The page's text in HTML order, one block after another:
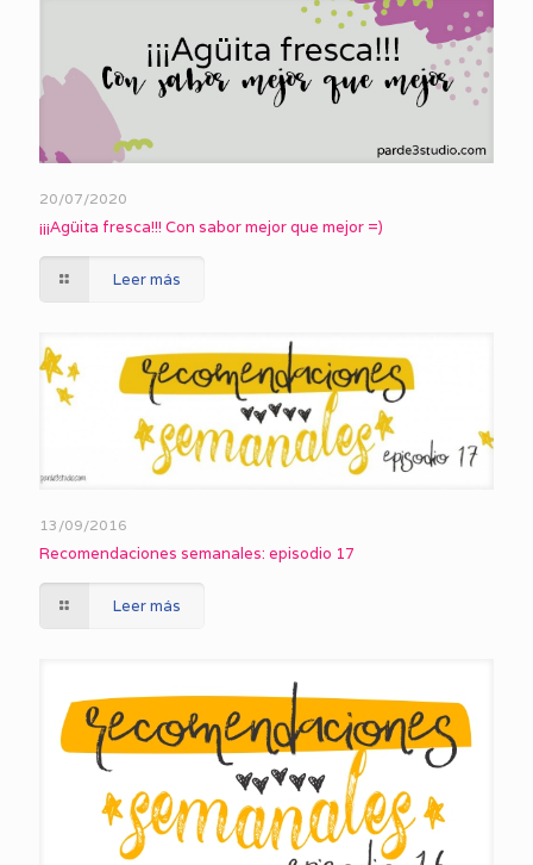
20/07/2020
¡¡¡Agüita fresca!!! Con sabor mejor que mejor =)
Leer más
13/09/2016
Recomendaciones semanales: episodio 17
Leer más